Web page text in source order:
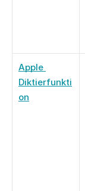
Apple
Diktierfunkti
on